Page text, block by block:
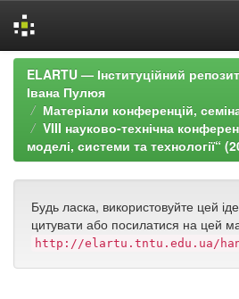
Skip
navigation
ELARTU — Інституційний
Івана Пулюя
Матеріали конференцій,
VIII науково-технічна
моделі, системи та технології“
Будь ласка, використовуйте цей
цитувати або посилатися на цей
http://elartu.tntu.edu.ua/